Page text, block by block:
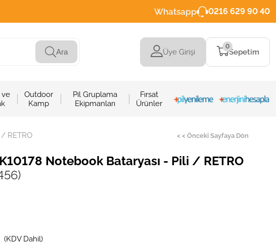
Whatsapp 0216 629 90 40
Ara Üye Girişi Sepetim
0
ve
Outdoor
Kamp
Pil Gruplama
Ekipmanları
Fırsat
Ürünler
RETRO < < Önceki Sayfaya Dön
Notebook Bataryası - Pili / RETRO
(KDV Dahil)